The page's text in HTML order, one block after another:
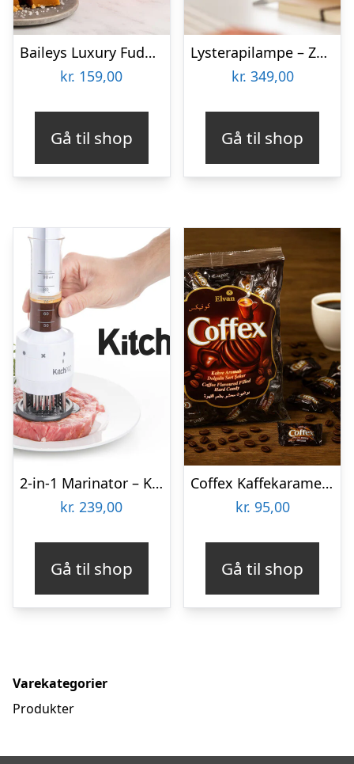
Baileys Luxury Fudge 250 gram
kr. 159,00
Gå til shop
Lysterapilampe – Zenkuru
kr. 349,00
Gå til shop
2-in-1 Marinator – KitchPro
kr. 239,00
Gå til shop
Coffex Kaffekarameller Bland-selv slik i kasser 800 gram
kr. 95,00
Gå til shop
Varekategorier
Produkter